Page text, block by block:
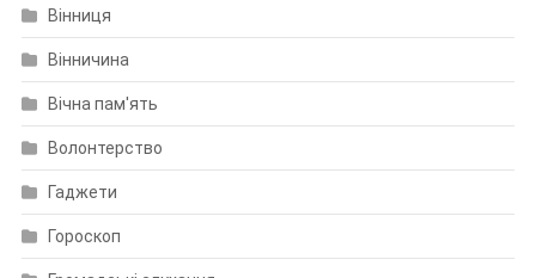
Вінниця
Вінничина
Вічна пам'ять
Волонтерство
Гаджети
Гороскоп